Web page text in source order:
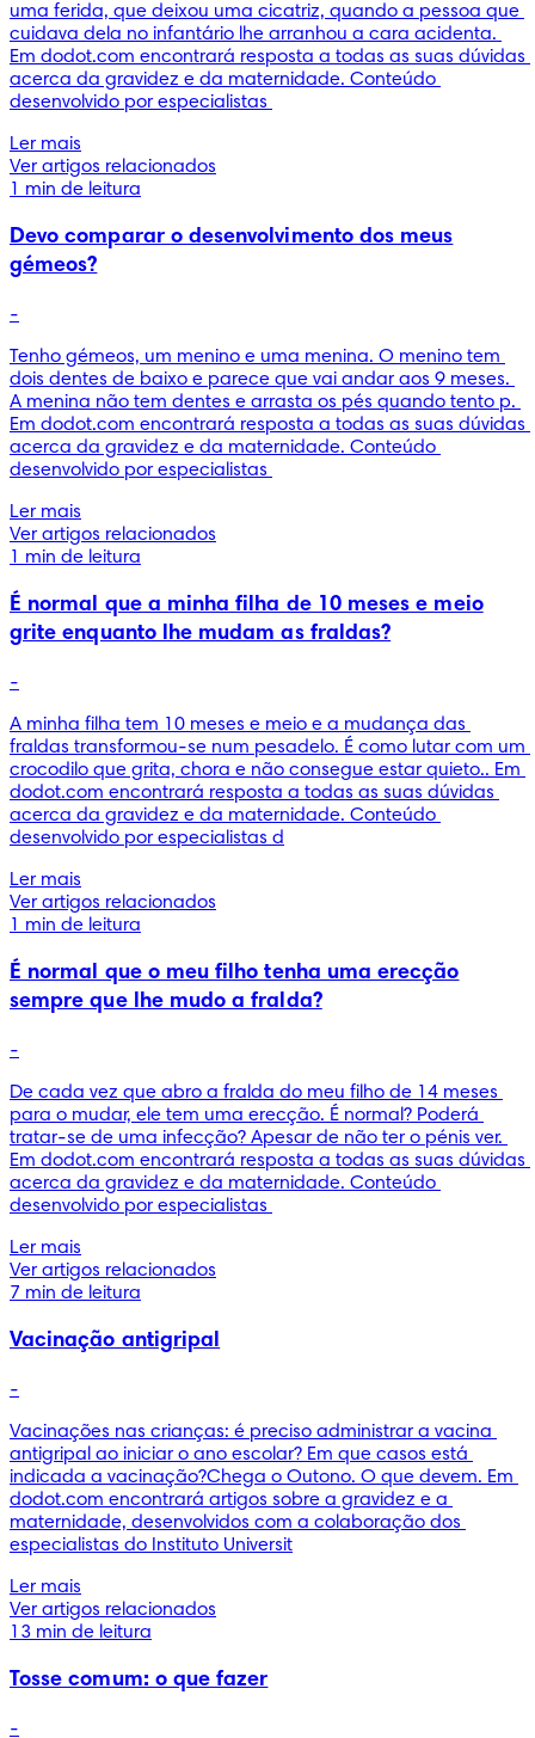
uma ferida, que deixou uma cicatriz, quando a pessoa que
cuidava dela no infantário lhe arranhou a cara acidenta.
Em dodot.com encontrará resposta a todas as suas dúvidas
acerca da gravidez e da maternidade. Conteúdo
desenvolvido por especialistas
Ler mais
Ver artigos relacionados
1 min de leitura
Devo comparar o desenvolvimento dos meus
gémeos?
-
Tenho gémeos, um menino e uma menina. O menino tem
dois dentes de baixo e parece que vai andar aos 9 meses.
A menina não tem dentes e arrasta os pés quando tento p.
Em dodot.com encontrará resposta a todas as suas dúvidas
acerca da gravidez e da maternidade. Conteúdo
desenvolvido por especialistas
Ler mais
Ver artigos relacionados
1 min de leitura
É normal que a minha filha de 10 meses e meio
grite enquanto lhe mudam as fraldas?
-
A minha filha tem 10 meses e meio e a mudança das
fraldas transformou-se num pesadelo. É como lutar com um
crocodilo que grita, chora e não consegue estar quieto.. Em
dodot.com encontrará resposta a todas as suas dúvidas
acerca da gravidez e da maternidade. Conteúdo
desenvolvido por especialistas d
Ler mais
Ver artigos relacionados
1 min de leitura
É normal que o meu filho tenha uma erecção
sempre que lhe mudo a fralda?
-
De cada vez que abro a fralda do meu filho de 14 meses
para o mudar, ele tem uma erecção. É normal? Poderá
tratar-se de uma infecção? Apesar de não ter o pénis ver.
Em dodot.com encontrará resposta a todas as suas dúvidas
acerca da gravidez e da maternidade. Conteúdo
desenvolvido por especialistas
Ler mais
Ver artigos relacionados
7 min de leitura
Vacinação antigripal
-
Vacinações nas crianças: é preciso administrar a vacina
antigripal ao iniciar o ano escolar? Em que casos está
indicada a vacinação?Chega o Outono. O que devem. Em
dodot.com encontrará artigos sobre a gravidez e a
maternidade, desenvolvidos com a colaboração dos
especialistas do Instituto Universit
Ler mais
Ver artigos relacionados
13 min de leitura
Tosse comum: o que fazer
-